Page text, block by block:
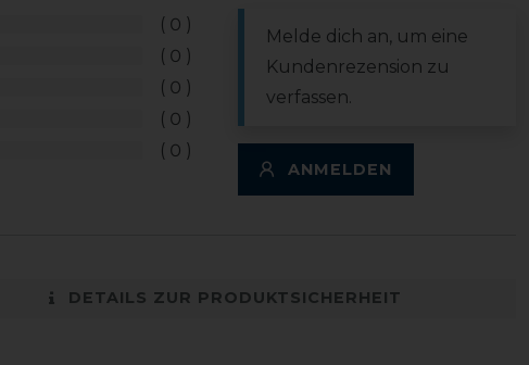
0
0
0
0
0
Melde dich an, um eine
Kundenrezension zu
verfassen.
ANMELDEN
DETAILS ZUR PRODUKTSICHERHEIT